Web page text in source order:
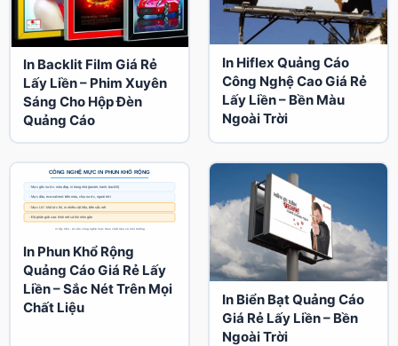
In Backlit Film Giá Rẻ
Lấy Liền – Phim Xuyên
Sáng Cho Hộp Đèn
Quảng Cáo
In Hiflex Quảng Cáo
Công Nghệ Cao Giá Rẻ
Lấy Liền – Bền Màu
Ngoài Trời
In Phun Khổ Rộng
Quảng Cáo Giá Rẻ Lấy
Liền – Sắc Nét Trên Mọi
Chất Liệu
In Biển Bạt Quảng Cáo
Giá Rẻ Lấy Liền – Bền
Ngoài Trời